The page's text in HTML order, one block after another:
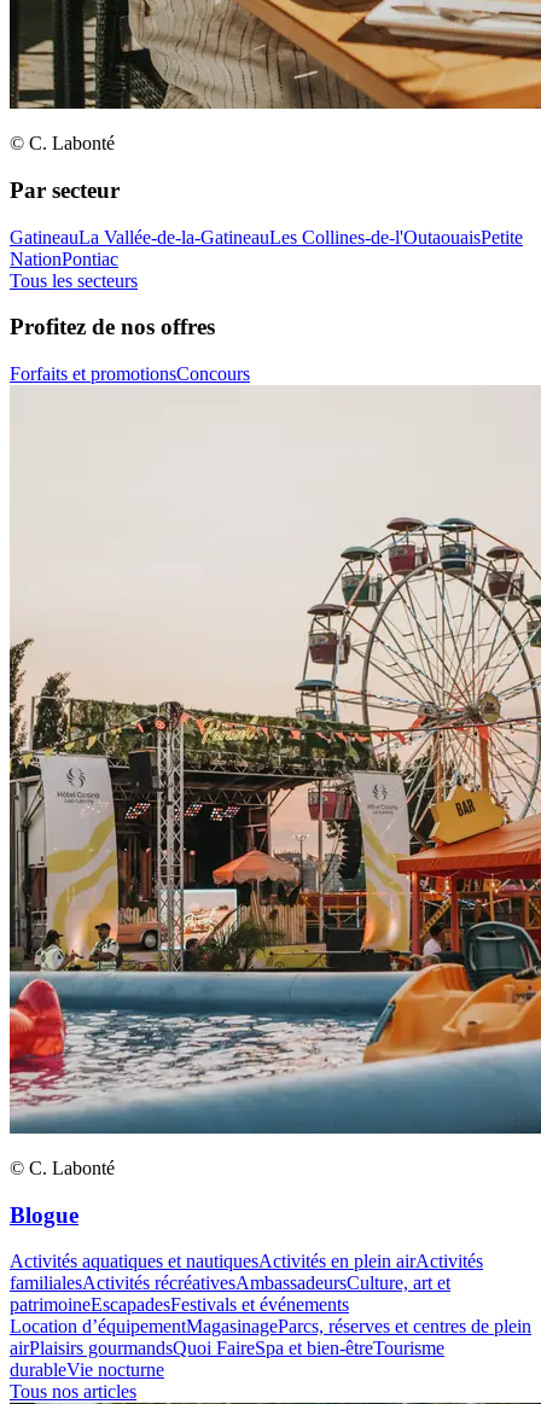
© C. Labonté
Par secteur
GatineauLa Vallée-de-la-GatineauLes Collines-de-l'OutaouaisPetite
NationPontiac
Tous les secteurs
Profitez de nos offres
Forfaits et promotionsConcours
© C. Labonté
Blogue
Activités aquatiques et nautiquesActivités en plein airActivités
familialesActivités récréativesAmbassadeursCulture, art et
patrimoineEscapadesFestivals et événements
Location d’équipementMagasinageParcs, réserves et centres de plein
airPlaisirs gourmandsQuoi FaireSpa et bien-êtreTourisme
durableVie nocturne
Tous nos articles